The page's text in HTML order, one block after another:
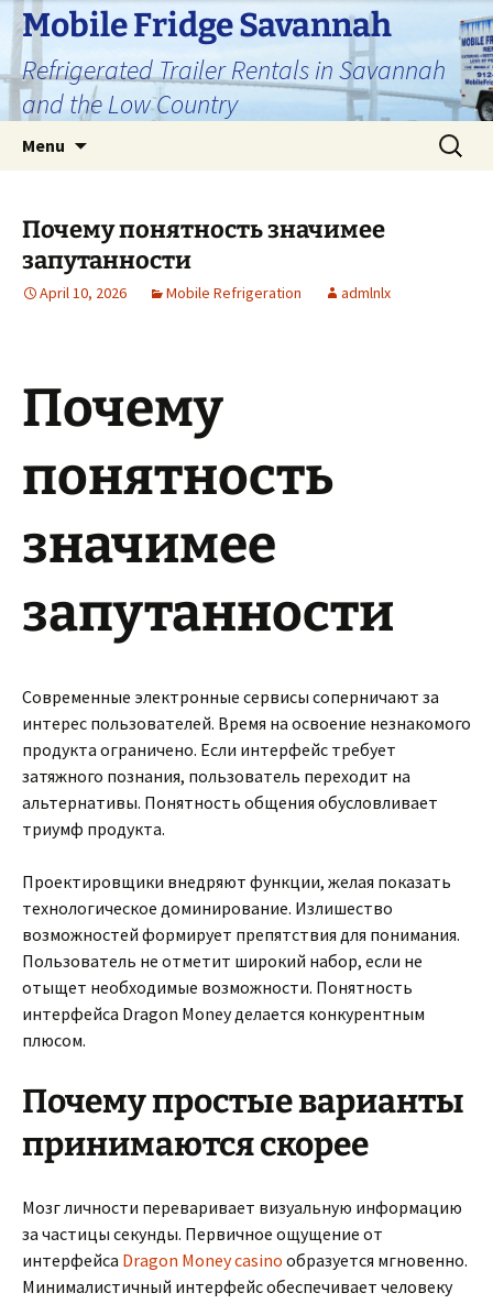
Skip
content
Mobile Fridge Savannah
Refrigerated Trailer Rentals in Savannah
and the Low Country
Menu
Search
for:
Почему понятность значимее
запутанности
April 10, 2026 Mobile Refrigeration admlnlx
Почему
понятность
значимее
запутанности
Современные электронные сервисы соперничают за
интерес пользователей. Время на освоение незнакомого
продукта ограничено. Если интерфейс требует
затяжного познания, пользователь переходит на
альтернативы. Понятность общения обусловливает
триумф продукта.
Проектировщики внедряют функции, желая показать
технологическое доминирование. Излишество
возможностей формирует препятствия для понимания.
Пользователь не отметит широкий набор, если не
отыщет необходимые возможности. Понятность
интерфейса Dragon Money делается конкурентным
плюсом.
Почему простые варианты
принимаются скорее
Мозг личности переваривает визуальную информацию
за частицы секунды. Первичное ощущение от
интерфейса Dragon Money casino образуется мгновенно.
Минималистичный интерфейс обеспечивает человеку